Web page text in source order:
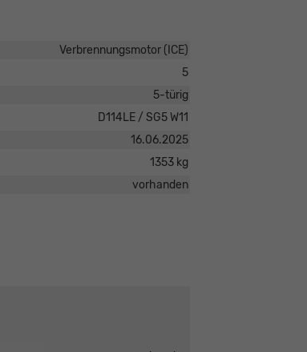
Verbrennungsmotor (ICE)
5
5-türig
D114LE / SG5 W11
16.06.2025
1353 kg
vorhanden